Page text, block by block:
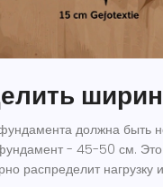
должна
- 45-50 см. Это
распределит нагрузку